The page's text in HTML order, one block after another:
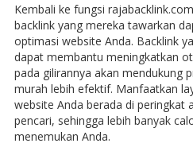
Kembali ke fungsi
backlink yang mereka tawarkan
optimasi website Anda. Backlink
dapat membantu meningkatkan
pada gilirannya akan mendukung
murah lebih efektif. Manfaatkan
website Anda berada di peringkat
pencari, sehingga lebih banyak
menemukan Anda.